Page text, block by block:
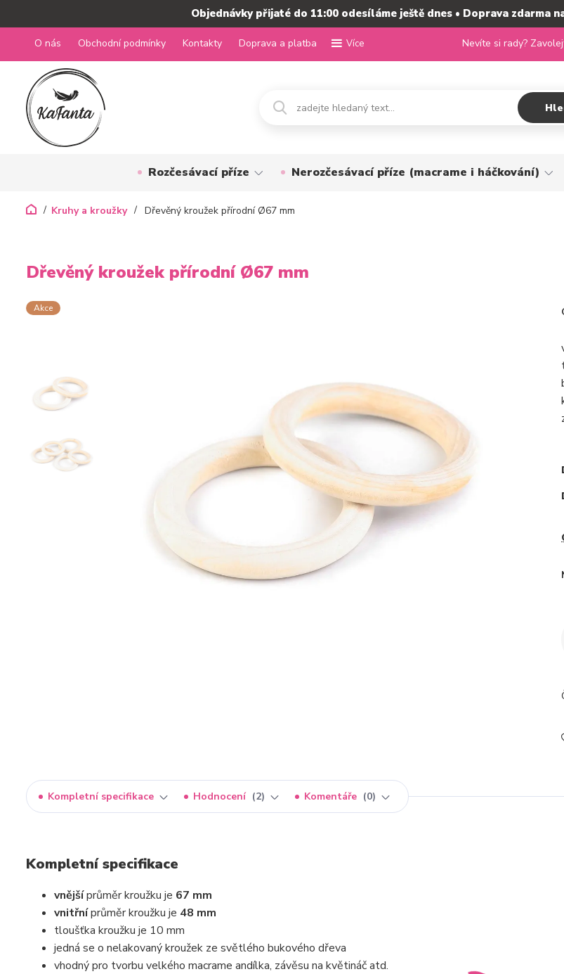
Objednávky přijaté do 11:00 odesíláme ještě dnes • Doprava zdarma
O nás Obchodní podmínky Kontakty Doprava a platba Více Nevíte si rady?
Rozčesávací příze Nerozčesávací příze (macrame i háčkování)
Kruhy a kroužky Dřevěný kroužek přírodní Ø67 mm
Dřevěný kroužek přírodní Ø67 mm
Akce
Kompletní specifikace Hodnocení 2 Komentáře 0
Kompletní specifikace
vnějšíprůměr kroužku je 67 mm
vnitřníprůměr kroužku je 48 mm
tloušťka kroužku je 10 mm
jedná se o nelakovaný kroužek ze světlého bukového dřeva
vhodný pro tvorbu velkého macrame andílka, závěsu na květináč atd.